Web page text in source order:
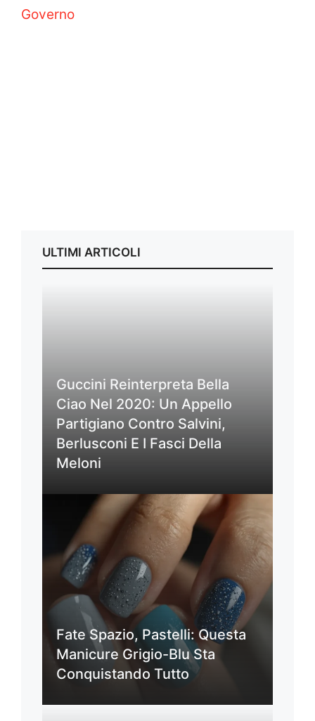
Governo
ULTIMI ARTICOLI
Guccini Reinterpreta Bella
Ciao Nel 2020: Un Appello
Partigiano Contro Salvini,
Berlusconi E I Fasci Della
Meloni
Fate Spazio, Pastelli: Questa
Manicure Grigio-Blu Sta
Conquistando Tutto